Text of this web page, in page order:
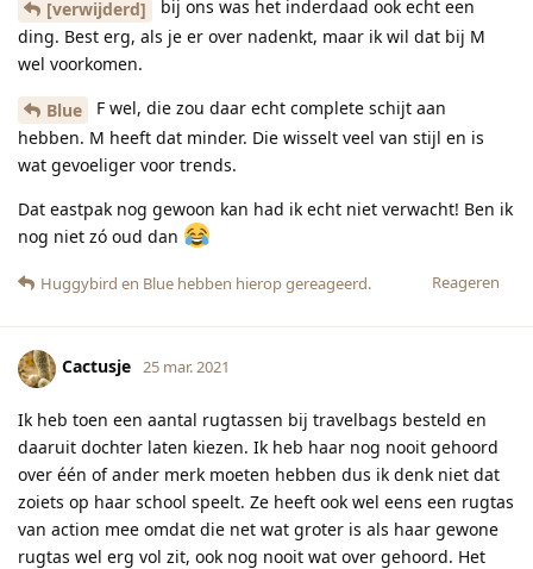
[verwijderd]
bij ons was het inderdaad ook echt een
ding. Best erg, als je er over nadenkt, maar ik wil dat bij M
wel voorkomen.
Blue
F wel, die zou daar echt complete schijt aan
hebben. M heeft dat minder. Die wisselt veel van stijl en is
wat gevoeliger voor trends.
Dat eastpak nog gewoon kan had ik echt niet verwacht! Ben ik
nog niet zó oud dan
Reageren
Huggybird en Blue hebben hierop gereageerd.
Cactusje 25 mar. 2021
Ik heb toen een aantal rugtassen bij travelbags besteld en
daaruit dochter laten kiezen. Ik heb haar nog nooit gehoord
over één of ander merk moeten hebben dus ik denk niet dat
zoiets op haar school speelt. Ze heeft ook wel eens een rugtas
van action mee omdat die net wat groter is als haar gewone
rugtas wel erg vol zit, ook nog nooit wat over gehoord. Het